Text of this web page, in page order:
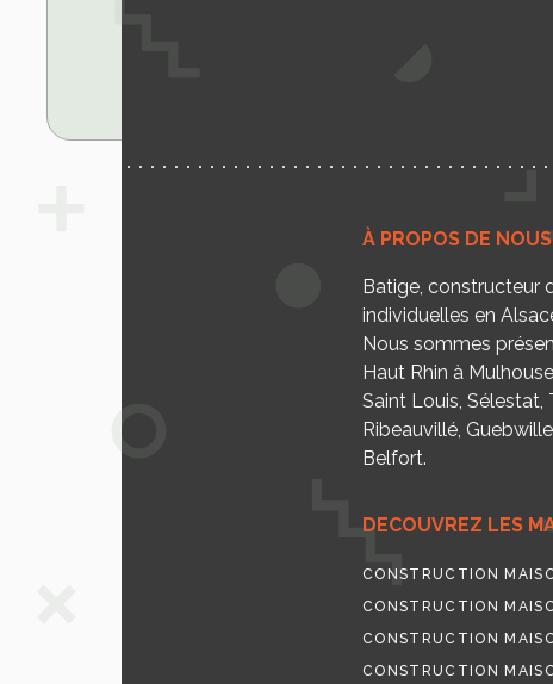
À PROPOS DE NOUS
Batige, constructeur
individuelles en
Nous sommes
Haut Rhin à
Saint Louis, Sélestat,
Ribeauvillé,
Belfort.
DECOUVREZ LES
CONSTRUCTION
CONSTRUCTION
CONSTRUCTION
CONSTRUCTION